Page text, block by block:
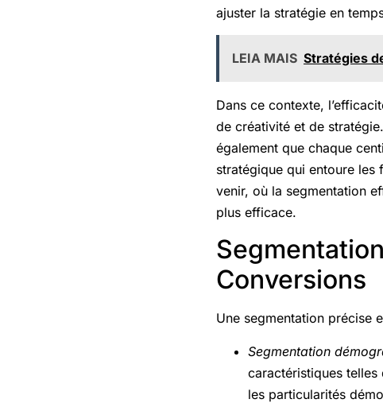
ajuster la stratégie en
LEIA MAIS Stratégies
Dans ce contexte,
de créativité et de
également que chaque
stratégique qui entoure les
venir, où la segmentation
plus efficace.
Conversions
Une segmentation précise
Segmentation
caractéristiques
les particularités